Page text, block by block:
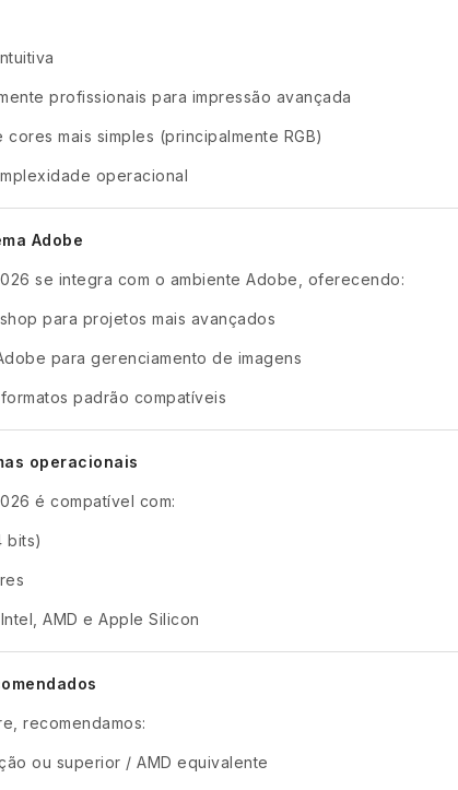
profissionais para impressão avançada
mais simples (principalmente RGB)
operacional
Adobe
se integra com o ambiente Adobe, oferecendo:
para projetos mais avançados
para gerenciamento de imagens
padrão compatíveis
operacionais
é compatível com:
bits)
AMD e Apple Silicon
recomendamos:
ou superior / AMD equivalente